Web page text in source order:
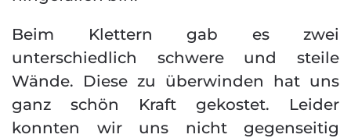
Beim Klettern gab es zwei
unterschiedlich schwere und steile
Wände. Diese zu überwinden hat uns
ganz schön Kraft gekostet. Leider
konnten wir uns nicht gegenseitig